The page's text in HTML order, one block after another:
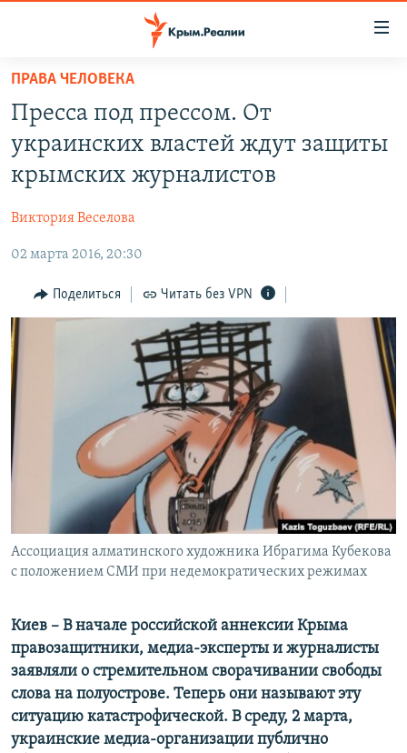
Вернуться
основному
содержанию
Вернутся
главной
навигации
Вернутся
поиску
СПЕЦПРОЕКТЫ
11 ЛЕТ ОККУПАЦИИ КРЫМА. 11 ИСТОРИЙ СОПРОТИВЛЕНИЯ
ВОДА
ЕЩЕ
ИНТЕРАКТИВ
ИНФОГРАФИКА
ТЕЛЕПРОЕКТ КРЫМ.РЕАЛИИ
СОВЕТЫ ПРАВОЗАЩИТНИКОВ
ПРОПАВШИЕ БЕЗ ВЕСТИ
ПОБЕДИТЕЛЕЙ НЕ СУДЯТ?
КРЫМ.НЕПОКОРЕННЫЙ
УКРАИНСКАЯ ПРОБЛЕМА КРЫМА
РАДІО СВОБОДА
КАК ОБОЙТИ БЛОКИРОВКУ
Українською
Qırımtatar
ПРИСОЕДИНЯЙТЕСЬ!
Все сайты RFE/RL
ПРАВА ЧЕЛОВЕКА
Пресса под прессом. От
украинских властей ждут защиты
крымских журналистов
Виктория Веселова
02 марта 2016, 20:30
Поделиться Читать без VPN
Ассоциация алматинского художника Ибрагима Кубекова
с положением СМИ при недемократических режимах
Киев – Вначале российской аннексии Крыма
правозащитники, медиа-эксперты и журналисты
заявляли о стремительном сворачивании свободы
слова на полуострове. Теперь они называют эту
ситуацию катастрофической. В среду, 2 марта,
украинские медиа-организации публично